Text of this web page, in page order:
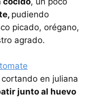
pudiendo
picado, orégano,
agrado.
tomate
en juliana
junto al huevo